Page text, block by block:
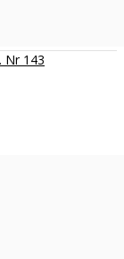
Nr 143